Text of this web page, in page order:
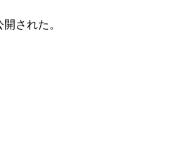
された。